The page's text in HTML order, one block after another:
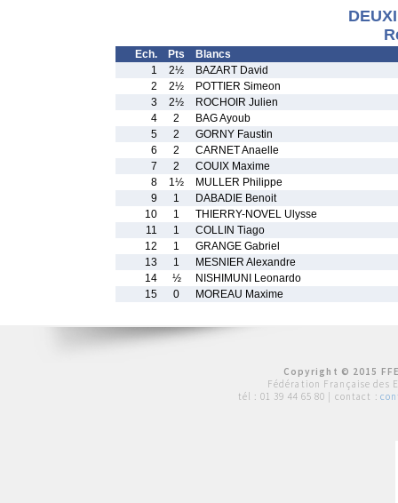
Ech. Pts
Blancs
1
2½
BAZART David
2
2½
POTTIER Simeon
3
2½
ROCHOIR Julien
4
2
BAG Ayoub
5
2
GORNY Faustin
6
2
CARNET Anaelle
7
2
COUIX Maxime
8
1½
MULLER Philippe
9
1
DABADIE Benoit
10
1
THIERRY-NOVEL Ulysse
11
1
COLLIN Tiago
12
1
GRANGE Gabriel
13
1
MESNIER Alexandre
14
½
NISHIMUNI Leonardo
15
0 MOREAU Maxime
Copyright © 2015
Fédération Française des
tél : 01 39 44 65 80 | contact :